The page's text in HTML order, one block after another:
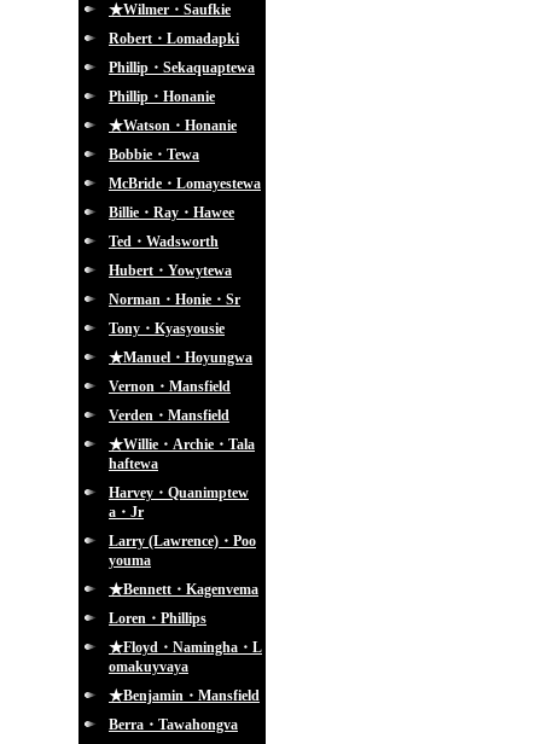
★Wilmer・Saufkie
Robert・Lomadapki
Phillip・Sekaquaptewa
Phillip・Honanie
★Watson・Honanie
Bobbie・Tewa
McBride・Lomayestewa
Billie・Ray・Hawee
Ted・Wadsworth
Hubert・Yowytewa
Norman・Honie・Sr
Tony・Kyasyousie
★Manuel・Hoyungwa
Vernon・Mansfield
Verden・Mansfield
★Willie・Archie・Tala
haftewa
Harvey・Quanimptew
a・Jr
Larry (Lawrence)・Poo
youma
★Bennett・Kagenvema
Loren・Phillips
★Floyd・Namingha・L
omakuyvaya
★Benjamin・Mansfield
Berra・Tawahongva